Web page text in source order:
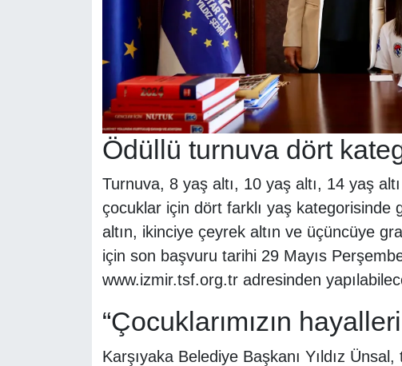
Ödüllü turnuva dört
Turnuva, 8 yaş altı, 10 yaş altı, 14 yaş
çocuklar için dört farklı yaş kategorisinde
altın, ikinciye çeyrek altın ve üçüncüye
için son başvuru tarihi 29 Mayıs
www.izmir.tsf.org.tr adresinden
“Çocuklarımızın
Karşıyaka Belediye Başkanı Yıldız